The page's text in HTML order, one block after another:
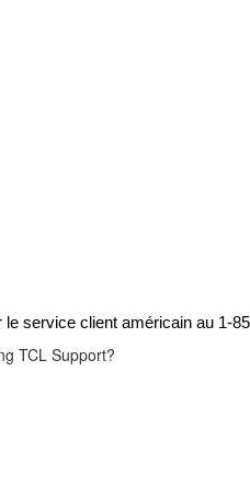
service client américain au 1-
TCL Support?